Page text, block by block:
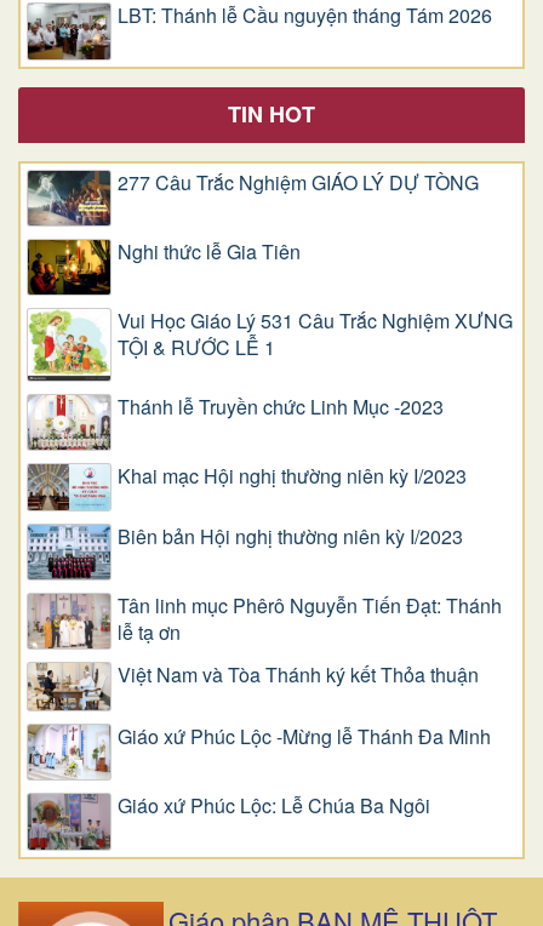
LBT: Thánh lễ Cầu nguyện tháng Tám 2026
TIN HOT
277 Câu Trắc Nghiệm GIÁO LÝ DỰ TÒNG
Nghi thức lễ Gia Tiên
Vui Học Giáo Lý 531 Câu Trắc Nghiệm XƯNG
TỘI & RƯỚC LỄ 1
Thánh lễ Truyền chức Linh Mục -2023
Khai mạc Hội nghị thường niên kỳ I/2023
Biên bản Hội nghị thường niên kỳ I/2023
Tân linh mục Phêrô Nguyễn Tiến Đạt: Thánh
lễ tạ ơn
Việt Nam và Tòa Thánh ký kết Thỏa thuận
Giáo xứ Phúc Lộc -Mừng lễ Thánh Đa Minh
Giáo xứ Phúc Lộc: Lễ Chúa Ba Ngôi